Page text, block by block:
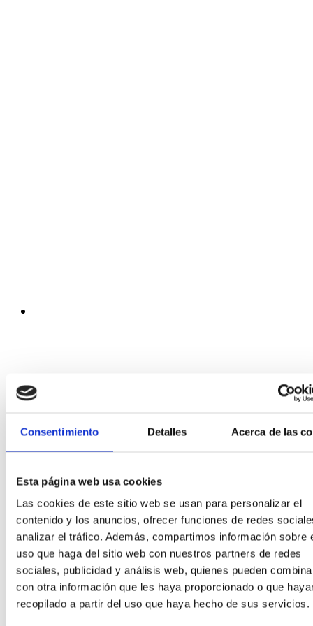
Consentimiento Detalles Acerca de las
Esta página web usa cookies
Las cookies de este sitio web se usan para personalizar el
contenido y los anuncios, ofrecer funciones de redes
analizar el tráfico. Además, compartimos información sobre
uso que haga del sitio web con nuestros partners de redes
sociales, publicidad y análisis web, quienes pueden
con otra información que les haya proporcionado o que
recopilado a partir del uso que haya hecho de sus servicios.